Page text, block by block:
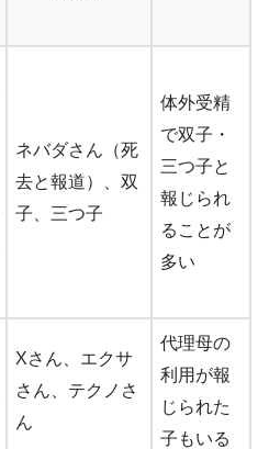
ネバダさん（死
去と報道）、双
子、三つ子
体外受精
で双子・
三つ子と
報じられ
ることが
多い
Xさん、エクサ
さん、テクノさ
ん
代理母の
利用が報
じられた
子もいる